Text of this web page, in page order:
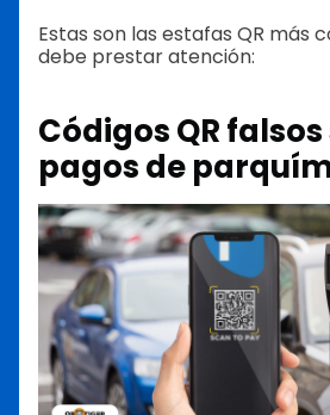
Estas son las estafas QR más
debe prestar atención:
Códigos QR falsos
pagos de